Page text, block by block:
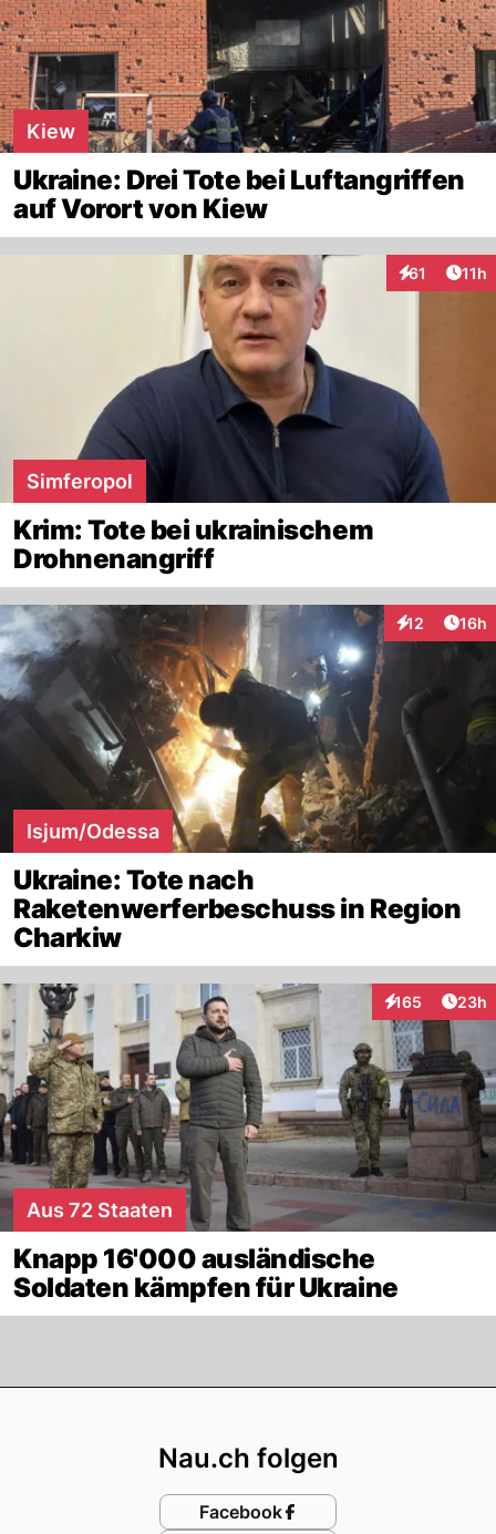
Kiew
Ukraine: Drei Tote bei Luftangriffen
auf Vorort von Kiew
61
Interaktionen
11h
Simferopol
Krim: Tote bei ukrainischem
Drohnenangriff
12
Interaktionen
16h
Isjum/Odessa
Ukraine: Tote nach
Raketenwerferbeschuss in Region
Charkiw
165
Interaktionen
23h
Aus 72 Staaten
Knapp 16'000 ausländische
Soldaten kämpfen für Ukraine
Nau.ch folgen
Facebook